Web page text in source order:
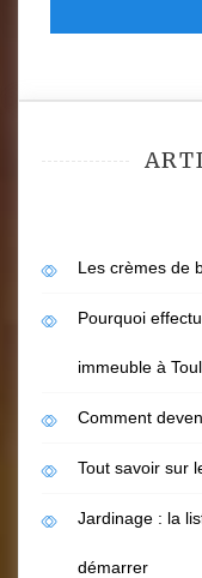
Les crèmes de
Pourquoi
immeuble à
Comment
Tout savoir sur
Jardinage : la
démarrer